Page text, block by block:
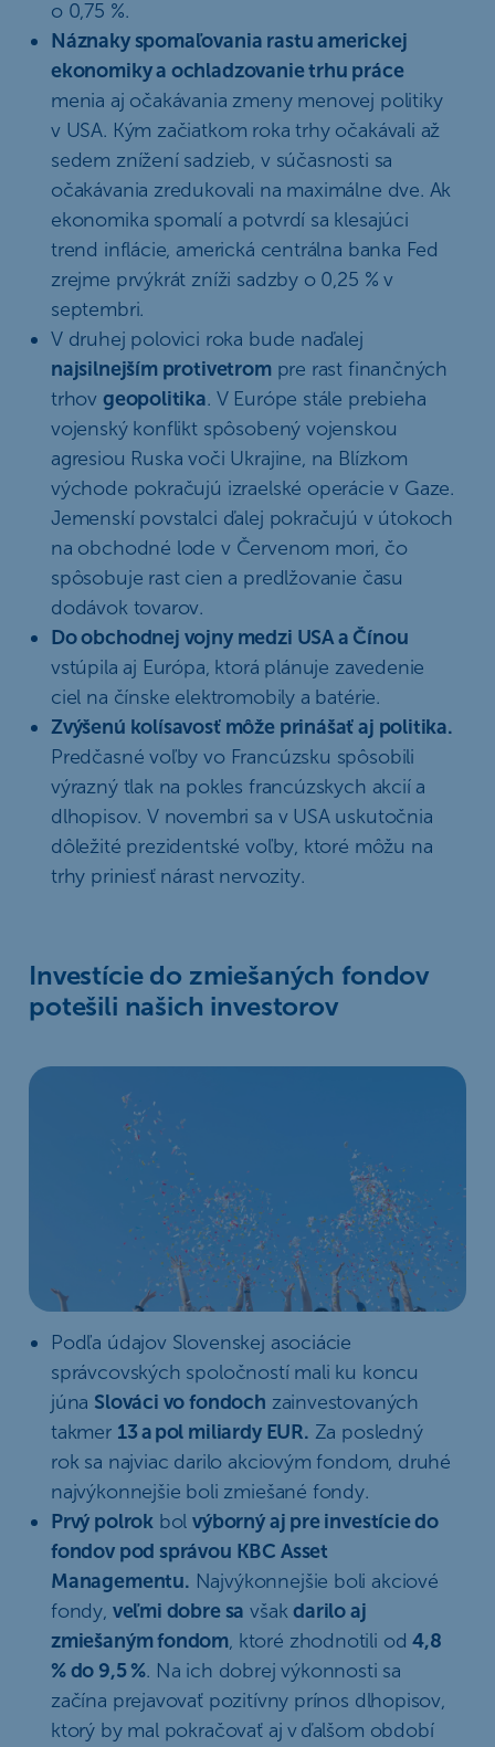
o 0,75 %.
Náznaky spomaľovania rastu americkej
ekonomiky a ochladzovanie trhu práce
menia aj očakávania zmeny menovej politiky
v USA. Kým začiatkom roka trhy očakávali až
sedem znížení sadzieb, v súčasnosti sa
očakávania zredukovali na maximálne dve. Ak
ekonomika spomalí a potvrdí sa klesajúci
trend inflácie, americká centrálna banka Fed
zrejme prvýkrát zníži sadzby o 0,25 % v
septembri.
V druhej polovici roka bude naďalej
najsilnejším protivetrompre rast finančných
trhov geopolitika. V Európe stále prebieha
vojenský konflikt spôsobený vojenskou
agresiou Ruska voči Ukrajine, na Blízkom
východe pokračujú izraelské operácie v Gaze.
Jemenskí povstalci ďalej pokračujú v útokoch
na obchodné lode v Červenom mori, čo
spôsobuje rast cien a predlžovanie času
dodávok tovarov.
Do obchodnej vojny medzi USA a Čínou
vstúpila aj Európa, ktorá plánuje zavedenie
ciel na čínske elektromobily a batérie.
Zvýšenú kolísavosť môže prinášať aj politika.
Predčasné voľby vo Francúzsku spôsobili
výrazný tlak na pokles francúzskych akcií a
dlhopisov. V novembri sa v USA uskutočnia
dôležité prezidentské voľby, ktoré môžu na
trhy priniesť nárast nervozity.
Investície do zmiešaných fondov
potešili našich investorov
Podľa údajov Slovenskej asociácie
správcovských spoločností mali ku koncu
júna Slováci vo fondoch zainvestovaných
takmer 13 a pol miliardy EUR. Za posledný
rok sa najviac darilo akciovým fondom, druhé
najvýkonnejšie boli zmiešané fondy.
Prvý polrok bolvýborný aj pre investície do
fondov pod správou KBC Asset
Managementu. Najvýkonnejšie boli akciové
fondy, veľmi dobre sa všakdarilo aj
zmiešaným fondom, ktoré zhodnotili od4,8
% do 9,5 %. Na ich dobrej výkonnosti sa
začína prejavovať pozitívny prínos dlhopisov,
ktorý by mal pokračovať aj v ďalšom období